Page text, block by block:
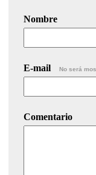
Nombre
E-mail No será
Comentario